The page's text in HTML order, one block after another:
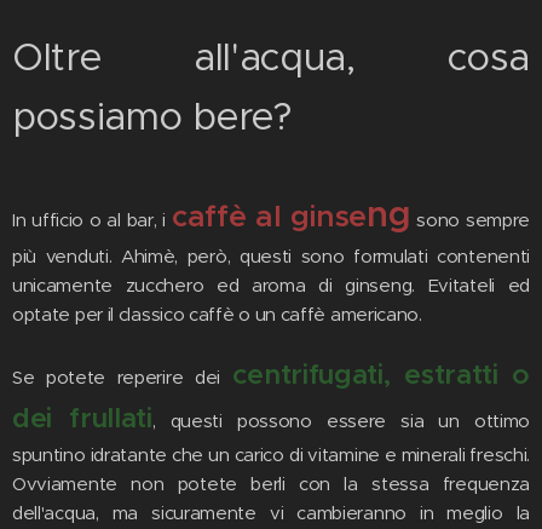
Oltre all'acqua, cosa
possiamo bere?
In ufficio o al bar, i caffè al ginseng sono sempre
più venduti. Ahimè, però, questi sono formulati contenenti
unicamente zucchero ed aroma di ginseng. Evitateli ed
optate per il classico caffè o un caffè americano.
Se potete reperire dei centrifugati, estratti o
dei frullati, questi possono essere sia un ottimo
spuntino idratante che un carico di vitamine e minerali freschi.
Ovviamente non potete berli con la stessa frequenza
dell'acqua, ma sicuramente vi cambieranno in meglio la